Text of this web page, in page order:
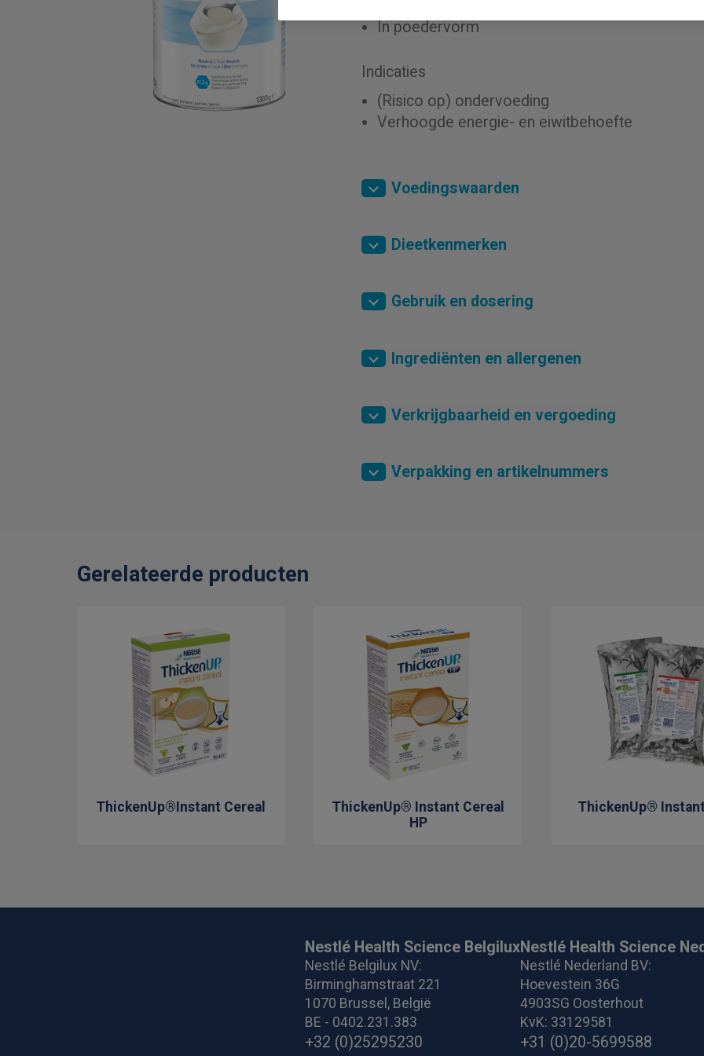
In poedervorm
Indicaties
(Risico op) ondervoeding
Verhoogde energie- en eiwitbehoefte
Voedingswaarden
Dieetkenmerken
Gebruik en dosering
Ingrediënten en allergenen
Verkrijgbaarheid en vergoeding
Verpakking en artikelnummers
Gerelateerde producten
ThickenUp®Instant Cereal
ThickenUp® Instant Cereal
HP
ThickenUp®
Nestlé Health Science Belgilux
Nestlé Belgilux NV:
Birminghamstraat 221
1070 Brussel, België
BE - 0402.231.383
+32 (0)25295230
Nestlé Health Science
Nestlé Nederland BV:
Hoevestein 36G
4903SG Oosterhout
KvK: 33129581
+31 (0)20-5699588